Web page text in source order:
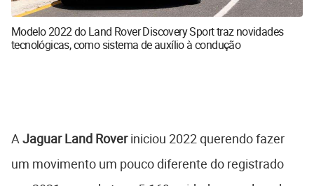
Modelo 2022 do Land Rover Discovery Sport traz novidades
tecnológicas, como sistema de auxílio à condução
AJaguar Land Roveriniciou 2022 querendo fazer
um movimento um pouco diferente do registrado